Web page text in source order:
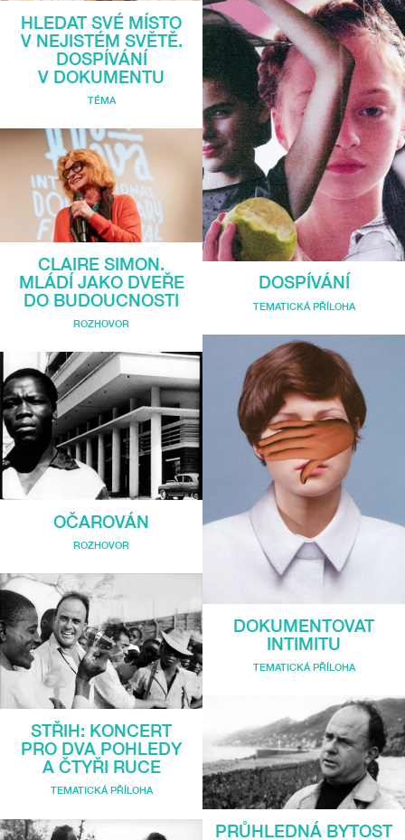
HLEDAT SVÉ MÍSTO
V NEJISTÉM SVĚTĚ.
DOSPÍVÁNÍ
V DOKUMENTU
TÉMA
CLAIRE SIMON.
MLÁDÍ JAKO DVEŘE
DO BUDOUCNOSTI
ROZHOVOR
OČAROVÁN
ROZHOVOR
STŘIH: KONCERT
PRO DVA POHLEDY
A ČTYŘI RUCE
TEMATICKÁ PŘÍLOHA
DOSPÍVÁNÍ
TEMATICKÁ PŘÍLOHA
DOKUMENTOVAT
INTIMITU
TEMATICKÁ PŘÍLOHA
PRŮHLEDNÁ BYTOST